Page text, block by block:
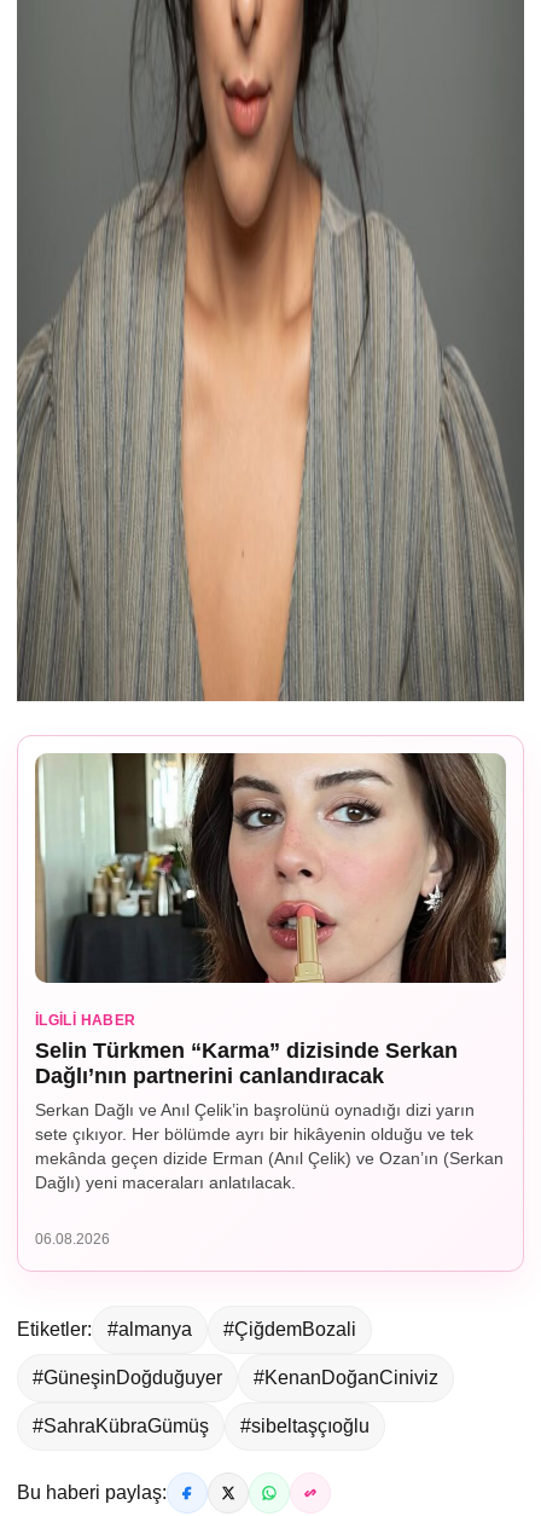
İLGILI HABER
Selin Türkmen “Karma” dizisinde Serkan
Dağlı’nın partnerini canlandıracak
Serkan Dağlı ve Anıl Çelik’in başrolünü oynadığı dizi yarın
sete çıkıyor. Her bölümde ayrı bir hikâyenin olduğu ve tek
mekânda geçen dizide Erman (Anıl Çelik) ve Ozan’ın (Serkan
Dağlı) yeni maceraları anlatılacak.
06.08.2026
Etiketler: #almanya #ÇiğdemBozali
#GüneşinDoğduğuyer #KenanDoğanCiniviz
#SahraKübraGümüş #sibeltaşçıoğlu
Bu haberi paylaş: